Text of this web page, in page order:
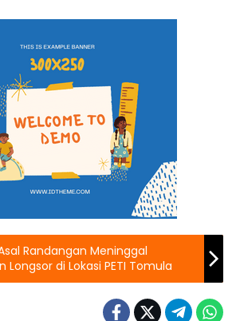
Randangan Meninggal
Longsor di Lokasi PETI Tomula